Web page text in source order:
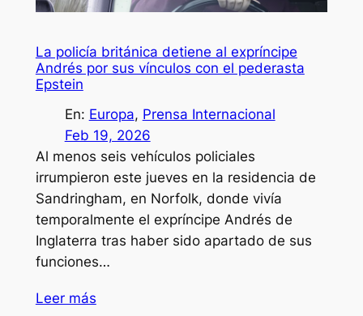
La policía británica detiene al expríncipe
Andrés por sus vínculos con el pederasta
Epstein
En: Europa, Prensa Internacional
Feb 19, 2026
Al menos seis vehículos policiales
irrumpieron este jueves en la residencia de
Sandringham, en Norfolk, donde vivía
temporalmente el expríncipe Andrés de
Inglaterra tras haber sido apartado de sus
funciones…
Leer más